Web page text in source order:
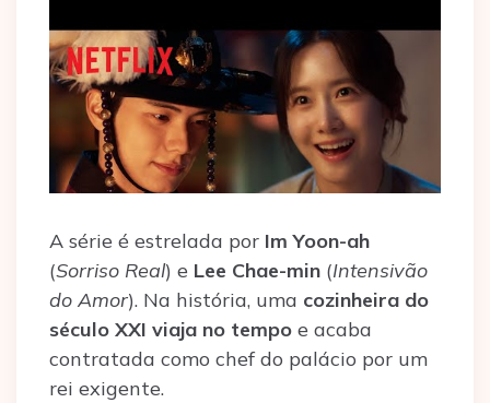
A série é estrelada por Im Yoon-ah
(Sorriso Real) e Lee Chae-min (Intensivão
do Amor). Na história, uma cozinheira do
século XXI viaja no tempo e acaba
contratada como chef do palácio por um
rei exigente.